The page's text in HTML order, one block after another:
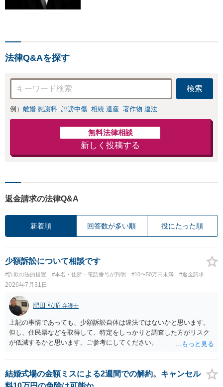
法律Q&Aを探す
検索
例） 離婚 慰謝料 誹謗中傷 相続 遺産 著作物 違法
無料法律相談
新しく投稿する
返金請求の法律Q&A
新着順 回答数が多い順 役にたった順
少額訴訟について相談です
#詐欺の法的措置 #本名・住所・電話番号が判明 #10〜50万円未満 #返金請求
2026年7月31日
肥田 弘昭 弁護士
上記の事情であっても、少額訴訟自体は違法ではないかと思います。
但し、住民票などを取得して、特定をしっかりと調査した方がリスク
が低減するかと思います。ご参考にしてください。
結婚式場の金額ミスによる2週間での解約。キャンセル